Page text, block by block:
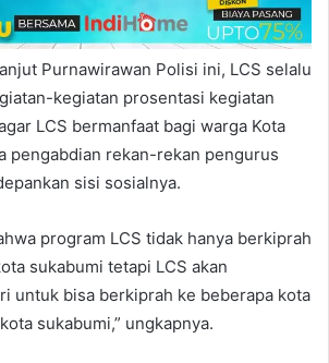
Purnawirawan Polisi ini, LCS selalu
kegiatan prosentasi kegiatan
LCS bermanfaat bagi warga Kota
pengabdian rekan-rekan pengurus
sisi sosialnya.
program LCS tidak hanya berkiprah
sukabumi tetapi LCS akan
untuk bisa berkiprah ke beberapa kota
sukabumi,” ungkapnya.